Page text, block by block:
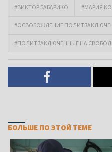
#ВИКТОР БАБАРИКО #МАРИЯ
#ОСВОБОЖДЕНИЕ
#ПОЛИТЗАКЛЮЧЕННЫЕ НА
БОЛЬШЕ ПО ЭТОЙ ТЕМЕ